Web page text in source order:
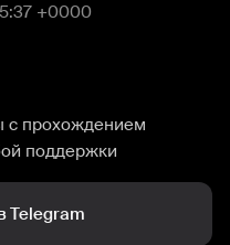
+0000
с прохождением
поддержки
Telegram